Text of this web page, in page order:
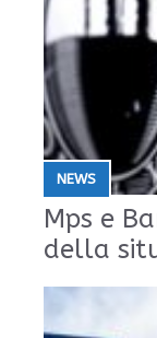
NEWS
Mps e
della